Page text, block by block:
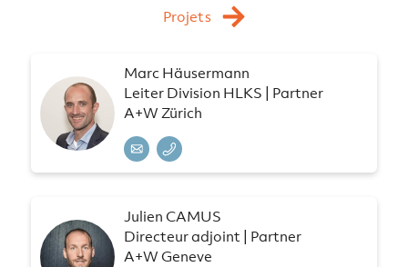
Projets
Marc Häusermann
Leiter Division HLKS | Partner
A+W Zürich
Julien CAMUS
Directeur adjoint | Partner
A+W Geneve